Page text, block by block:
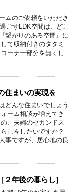
ムのご依頼をいただき
ごすLDK空間は、どこ
繋がりのある空間』に
て収納付きのタタミ
ーナー部分を無くし
住まいの実現を
どんな住まいでしょう
ーム相談が増えてき
、夫婦のセカンドス
しをしたいですか？
事ですが、居心地の良
年後の暮らし］